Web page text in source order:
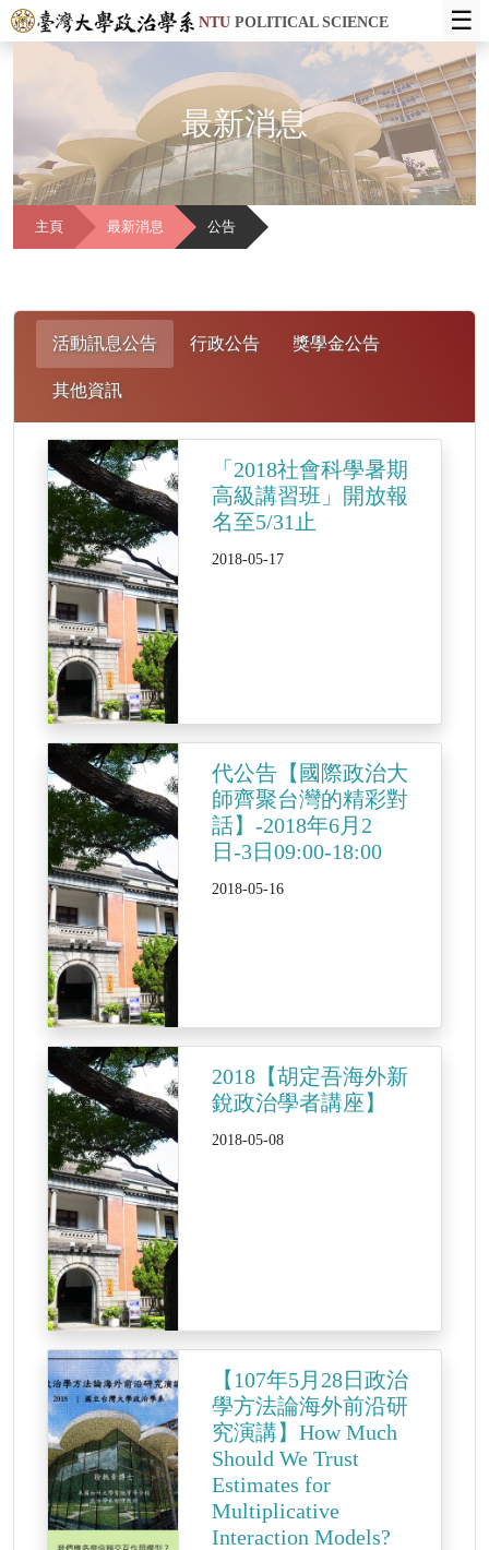
NTUPOLITICAL SCIENCE ☰
最新消息
主頁 最新消息 公告
活動訊息公告 行政公告 獎學金公告
其他資訊
「2018社會科學暑期
高級講習班」開放報
名至5/31止
2018-05-17
代公告【國際政治大
師齊聚台灣的精彩對
話】-2018年6月2
日-3日09:00-18:00
2018-05-16
2018【胡定吾海外新
銳政治學者講座】
2018-05-08
【107年5月28日政治
學方法論海外前沿研
究演講】How Much
Should We Trust
Estimates for
Multiplicative
Interaction Models?